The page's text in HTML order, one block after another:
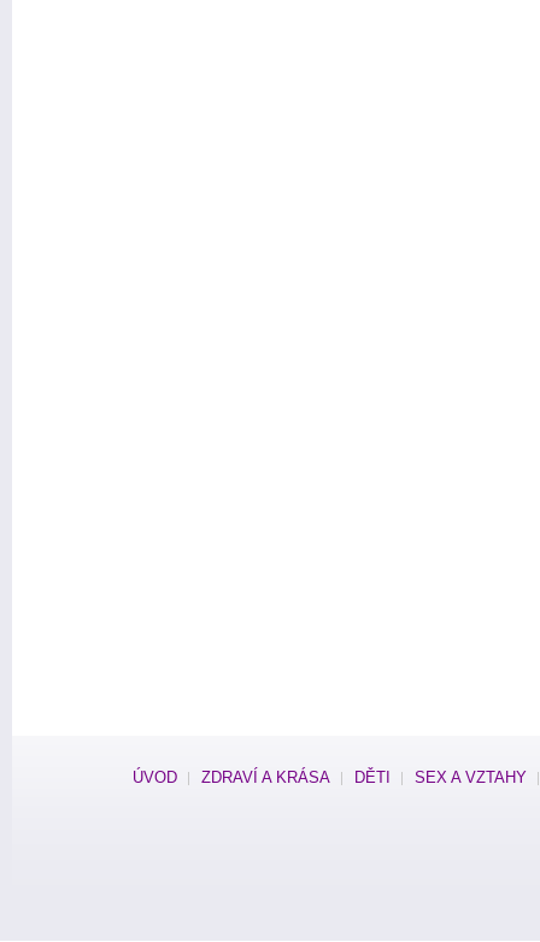
ÚVOD ZDRAVÍ A KRÁSA DĚTI SEX A VZTAHY